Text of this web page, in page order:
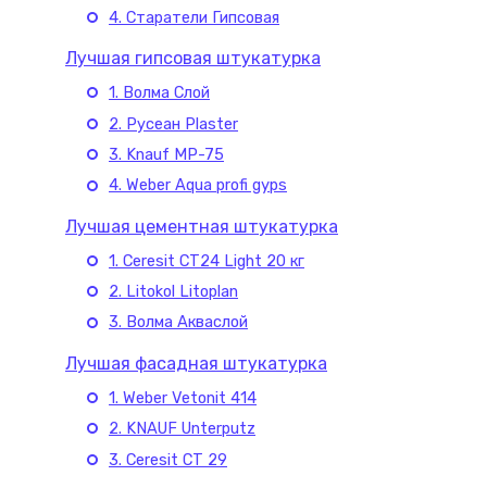
4. Старатели Гипсовая
Лучшая гипсовая штукатурка
1. Волма Слой
2. Русеан Plaster
3. Knauf MP-75
4. Weber Аqua profi gyps
Лучшая цементная штукатурка
1. Ceresit CT24 Light 20 кг
2. Litokol Litoplan
3. Волма Акваслой
Лучшая фасадная штукатурка
1. Weber Vetonit 414
2. KNAUF Unterputz
3. Ceresit CT 29